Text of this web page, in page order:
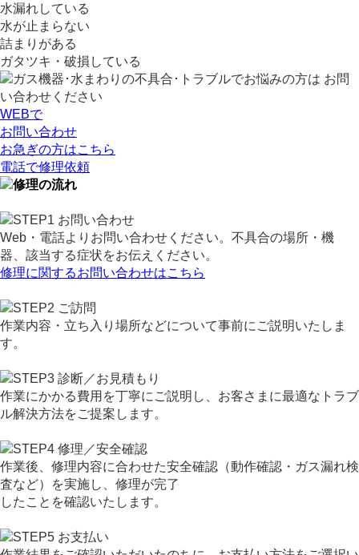
水漏れしている
水が止まらない
詰まりがある
ガタツキ・破損している
WEBで
お問い合わせ
お急ぎの方はこちら
電話で修理依頼
Web・電話よりお問い合わせください。不具合の場所・機
器、該当する症状をお伝えください。
修理に関するお問い合わせはこちら
作業内容・立ち入り場所などについて事前にご説明いたしま
す。
作業にかかる費用を丁寧にご説明し、お客さまに最適なトラブ
ル解決方法をご提案します。
作業後、修理内容に合わせた安全確認（動作確認・ガス漏れ検
査など）を実施し、修理が完了
したことを確認いたします。